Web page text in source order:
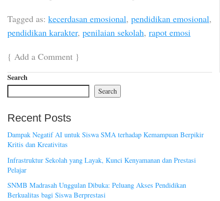
Tagged as: kecerdasan emosional, pendidikan emosional,
pendidikan karakter, penilaian sekolah, rapot emosi
{ Add a Comment }
Search
Search
Recent Posts
Dampak Negatif AI untuk Siswa SMA terhadap Kemampuan Berpikir
Kritis dan Kreativitas
Infrastruktur Sekolah yang Layak, Kunci Kenyamanan dan Prestasi
Pelajar
SNMB Madrasah Unggulan Dibuka: Peluang Akses Pendidikan
Berkualitas bagi Siswa Berprestasi